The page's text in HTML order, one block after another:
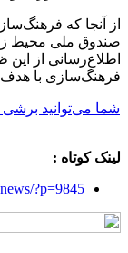
از آنجا که
صندوق ملی محیط
اطلاع‌رسانی از
فرهنگ‌سازی با
شما می‌توانید
لینک کوتاه :
?p=9845